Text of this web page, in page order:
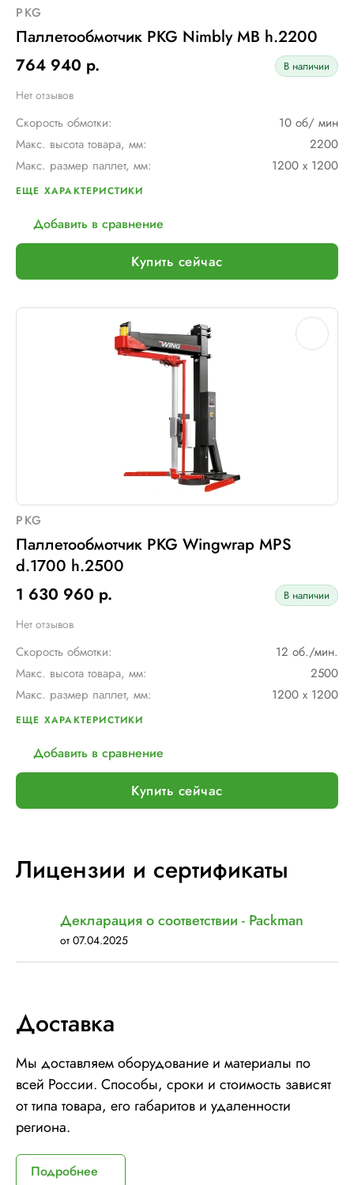
PKG
Паллетообмотчик PKG Nimbly MB h.2200
764 940 р.
В наличии
Нет отзывов
Скорость обмотки:
10 об/ мин
Макс. высота товара, мм:
2200
Макс. размер паллет, мм:
1200 х 1200
Тип каретки:
Диам. вращения руки, мм:
Макс. вес рулона с пленкой, кг:
16
Шир. рулона с пленкой, мм:
500
Электрическое подключение:
220В, 50Гц, 1 Ф+З+Н
Установленная мощность::
1 кВт
ЕЩЕ ХАРАКТЕРИСТИКИ
Добавить в сравнение
Купить сейчас
PKG
Паллетообмотчик PKG Wingwrap MPS
d.1700 h.2500
1 630 960 р.
В наличии
Нет отзывов
Скорость обмотки:
12 об./мин.
Макс. высота товара, мм:
2500
Макс. размер паллет, мм:
1200 х 1200
Тип каретки:
Макс. вес рулона с пленкой, кг:
Шир. рулона с пленкой, мм:
500
Макс. грузоподъемность, кг:
∞
ЕЩЕ ХАРАКТЕРИСТИКИ
Добавить в сравнение
Купить сейчас
Лицензии и сертификаты
Декларация о соответствии - Packman
от 07.04.2025
Доставка
Мы доставляем оборудование и материалы по
всей России. Способы, сроки и стоимость зависят
от типа товара, его габаритов и удаленности
региона.
Подробнее